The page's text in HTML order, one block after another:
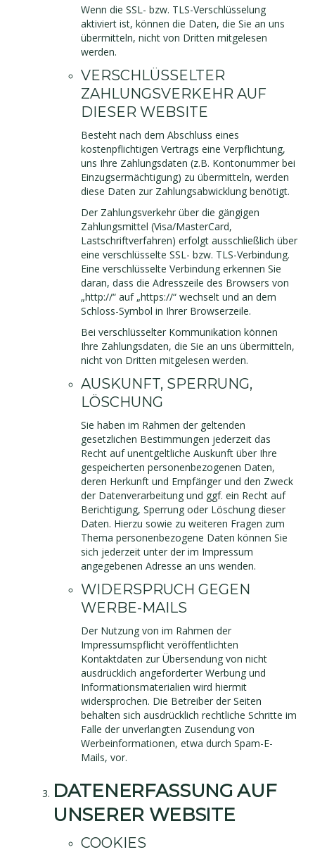
Wenn die SSL- bzw. TLS-Verschlüsselung
aktiviert ist, können die Daten, die Sie an uns
übermitteln, nicht von Dritten mitgelesen
werden.
VERSCHLÜSSELTER
ZAHLUNGSVERKEHR AUF
DIESER WEBSITE
Besteht nach dem Abschluss eines
kostenpflichtigen Vertrags eine Verpflichtung,
uns Ihre Zahlungsdaten (z.B. Kontonummer bei
Einzugsermächtigung) zu übermitteln, werden
diese Daten zur Zahlungsabwicklung benötigt.
Der Zahlungsverkehr über die gängigen
Zahlungsmittel (Visa/MasterCard,
Lastschriftverfahren) erfolgt ausschließlich über
eine verschlüsselte SSL- bzw. TLS-Verbindung.
Eine verschlüsselte Verbindung erkennen Sie
daran, dass die Adresszeile des Browsers von
„http://“ auf „https://“ wechselt und an dem
Schloss-Symbol in Ihrer Browserzeile.
Bei verschlüsselter Kommunikation können
Ihre Zahlungsdaten, die Sie an uns übermitteln,
nicht von Dritten mitgelesen werden.
AUSKUNFT, SPERRUNG,
LÖSCHUNG
Sie haben im Rahmen der geltenden
gesetzlichen Bestimmungen jederzeit das
Recht auf unentgeltliche Auskunft über Ihre
gespeicherten personenbezogenen Daten,
deren Herkunft und Empfänger und den Zweck
der Datenverarbeitung und ggf. ein Recht auf
Berichtigung, Sperrung oder Löschung dieser
Daten. Hierzu sowie zu weiteren Fragen zum
Thema personenbezogene Daten können Sie
sich jederzeit unter der im Impressum
angegebenen Adresse an uns wenden.
WIDERSPRUCH GEGEN
WERBE-MAILS
Der Nutzung von im Rahmen der
Impressumspflicht veröffentlichten
Kontaktdaten zur Übersendung von nicht
ausdrücklich angeforderter Werbung und
Informationsmaterialien wird hiermit
widersprochen. Die Betreiber der Seiten
behalten sich ausdrücklich rechtliche Schritte im
Falle der unverlangten Zusendung von
Werbeinformationen, etwa durch Spam-E-
Mails, vor.
DATENERFASSUNG AUF
UNSERER WEBSITE
COOKIES